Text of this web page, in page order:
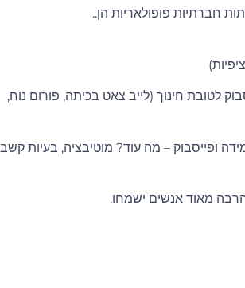
חברתיות פופולאריות הן..
לטובת חינוך (לייב צאט בכיתה, פורום נוח,
ופייסבוק – מה עוד? מוטיבציה, בעיות קשב
מאוד אנשים ישמחו.